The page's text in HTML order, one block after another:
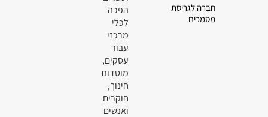
הפכה
לכלי
מרכזי
עבור
עסקים,
מוסדות
חינוך,
חוקרים
ואנשים
חברה לגריסת
מסמכים